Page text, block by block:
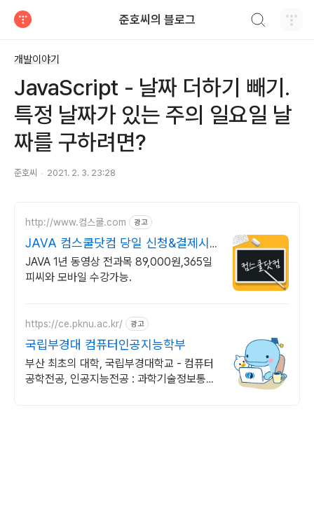
준호씨의 블로그
개발이야기
JavaScript - 날짜 더하기 빼기.
특정 날짜가 있는 주의 일요일 날
짜를 구하려면?
준호씨 2021. 2. 3. 23:28
http://www.컴스쿨.com 광고
JAVA 컴스쿨닷컴 당일 신청&결제시
기프티콘!
JAVA 1년 동영상 전과목 89,000원,365일
피씨와 모바일 수강가능.
https://ce.pknu.ac.kr/ 광고
국립부경대 컴퓨터인공지능학부
부산 최초의 대학, 국립부경대학교 - 컴퓨터
공학전공, 인공지능전공 : 과학기술정보통신